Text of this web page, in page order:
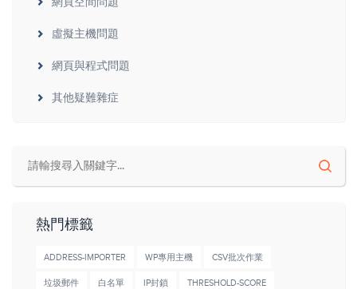
虛擬主機問題
網頁與程式問題
其他疑難雜症
熱門標籤
ADDRESS-IMPORTER WP專用主機 CSV批次作業
垃圾郵件 白名單 IP封鎖 THRESHOLD-SCORE